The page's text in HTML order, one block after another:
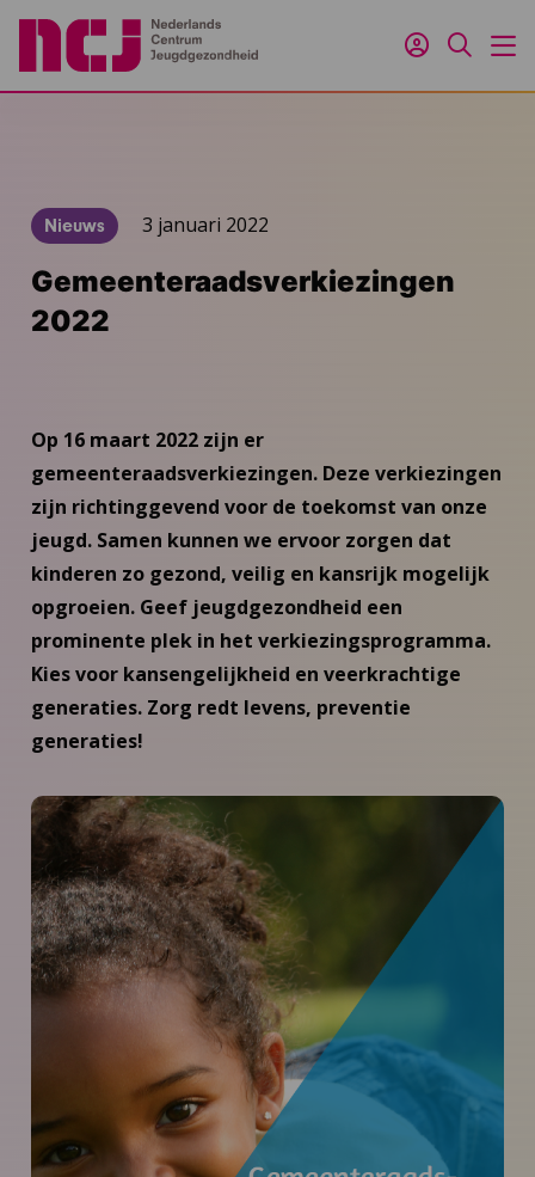
Inloggen
Zoeken
Nieuws 3 januari 2022
Gemeenteraadsverkiezingen
2022
Op 16 maart 2022 zijn er
gemeenteraadsverkiezingen. Deze verkiezingen
zijn richtinggevend voor de toekomst van onze
jeugd. Samen kunnen we ervoor zorgen dat
kinderen zo gezond, veilig en kansrijk mogelijk
opgroeien. Geef jeugdgezondheid een
prominente plek in het verkiezingsprogramma.
Kies voor kansengelijkheid en veerkrachtige
generaties. Zorg redt levens, preventie
generaties!